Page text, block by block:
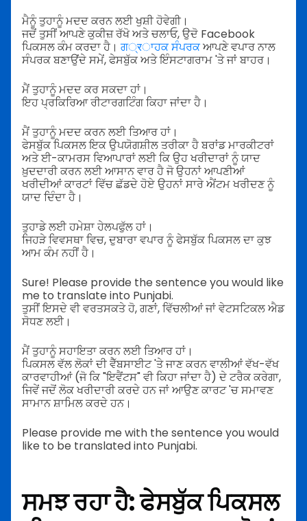
ਮੈਨੂੰ ਤੁਹਾਨੂੰ ਮਦਦ ਕਰਨ ਲਈ ਖੁਸ਼ੀ ਹੋਵੇਗੀ।
ਜਦੋਂ ਤੁਸੀਂ ਆਪਣੇ ਕੁਕੀਜ਼ ਰੱਖੋ ਅਤੇ ਚਲਾਓ, ਉਦੋ Facebook
ਪਿਕਸਲ ਕੰਮ ਕਰਦਾ ਹੈ। ਗ्रਾਹਕ ਸੰਪਰਕਆਪਣੇ ਵਪਾਰ ਨਾਲ
ਸੰਪਰਕ ਬਣਾਉਂਦੇ ਸਮੇਂ, ਫੇਸਬੁੱਕ ਅਤੇ ਇੰਸਟਾਗਰਾਮ 'ਤੇ ਜਾਂ ਬਾਹਰ।
ਮੈਂ ਤੁਹਾਨੂੰ ਮਦਦ ਕਰ ਸਕਦਾ ਹਾਂ।
ਇਹ ਪ੍ਰਕਿਰਿਆ ਰੀਟਾਰਗਟਿੰਗ ਕਿਹਾ ਜਾਂਦਾ ਹੈ।
ਮੈਂ ਤੁਹਾਨੂੰ ਮਦਦ ਕਰਨ ਲਈ ਤਿਆਰ ਹਾਂ।
ਫੇਸਬੁੱਕ ਪਿਕਸਲ ਇਕ ਉਪਯੋਗਸ਼ੀਲ ਤਰੀਕਾ ਹੈ ਬਰਾਂਡ ਮਾਰਕੀਟਰਾਂ
ਅਤੇ ਈ-ਕਾਮਰਸ ਵਿਆਪਾਰਾਂ ਲਈ ਕਿ ਉਹ ਖਰੀਦਾਰਾਂ ਨੂੰ ਯਾਦ
ਖ਼ੁਦਦਾਰੀ ਕਰਨ ਲਈ ਆਸਾਨ ਵਾਰ ਹੈ ਜੋ ਉਹਨਾਂ ਆਪਣੀਆਂ
ਖਰੀਦੀਆਂ ਕਾਰਟਾਂ ਵਿੱਚ ਛੱਡਦੇ ਹੋਏ ਉਹਨਾਂ ਸਾਰੇ ਐਂਟਮ ਖਰੀਦਣ ਨੂੰ
ਯਾਦ ਦਿੰਦਾ ਹੈ।
ਤੁਹਾਡੇ ਲਈ ਹਮੇਸ਼ਾ ਹੇਲਪਫੁੱਲ ਹਾਂ।
ਜਿਹੜੇ ਵਿਵਸਥਾ ਵਿਚ, ਦੁਬਾਰਾ ਵਪਾਰ ਨੂੰ ਫੇਸਬੁੱਕ ਪਿਕਸਲ ਦਾ ਕੁਝ
ਆਮ ਕੰਮ ਨਹੀਂ ਹੈ।
Sure! Please provide the sentence you would like
me to translate into Punjabi.
ਤੁਸੀਂ ਇਸਦੇ ਵੀ ਵਰਤਸਕਤੇ ਹੋ, ਗਣਾਂ, ਵਿੱਚਲੀਆਂ ਜਾਂ ਵੇਟਸਟਿਕਲ ਐਡ
ਸੋਧਣ ਲਈ।
ਮੈਂ ਤੁਹਾਨੂੰ ਸਹਾਇਤਾ ਕਰਨ ਲਈ ਤਿਆਰ ਹਾਂ।
ਪਿਕਸਲ ਵੱਲ ਲੋਕਾਂ ਦੀ ਵੈੱਬਸਾਈਟ 'ਤੇ ਜਾਣ ਕਰਨ ਵਾਲੀਆਂ ਵੱਖ-ਵੱਖ
ਕਾਰਵਾਹੀਆਂ (ਜੋ ਕਿ "ਇਵੈਂਟਸ" ਵੀ ਕਿਹਾ ਜਾਂਦਾ ਹੈ) ਦੇ ਟਰੈਕ ਕਰੇਗਾ,
ਜਿਵੇਂ ਜਦੋਂ ਲੋਕ ਖਰੀਦਾਰੀ ਕਰਦੇ ਹਨ ਜਾਂ ਆਉਣ ਕਾਰਟ 'ਚ ਸਮਾਵਣ
ਸਾਮਾਨ ਸ਼ਾਮਿਲ ਕਰਦੇ ਹਨ।
Please provide me with the sentence you would
like to be translated into Punjabi.
ਸਮਝ ਰਹਾ ਹੈ: ਫੇਸਬੁੱਕ ਪਿਕਸਲ